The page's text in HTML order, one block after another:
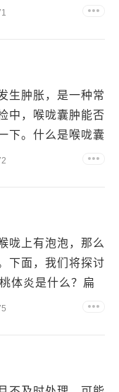
主要原因是由于毛
生肿胀，是一种常
中，喉咙囊肿能否
下。什么是喉咙囊
体发生肿胀形成囊
咙上有泡泡，那么
下面，我们将探讨
体炎是什么？扁
毒或细菌引起的炎